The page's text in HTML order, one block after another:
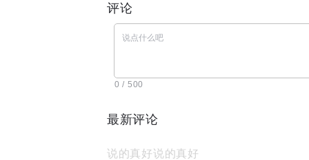
评论
0 / 500
最新评论
说的真好说的真好